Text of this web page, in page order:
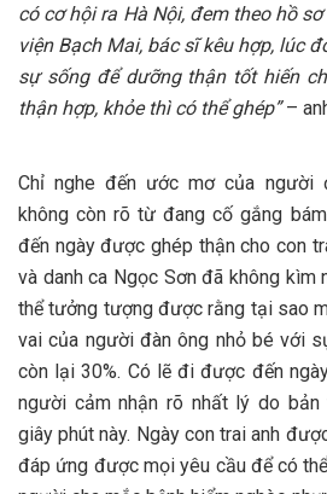
có cơ hội ra Hà Nội, đem theo hồ
viện Bạch Mai, bác sĩ kêu hợp, lúc
sự sống để dưỡng thận tốt hiến
thận hợp, khỏe thì có thể ghép”–
Chỉ nghe đến ước mơ của người
không còn rõ từ đang cố gắng
đến ngày được ghép thận cho con
và danh ca Ngọc Sơn đã không kìm
thể tưởng tượng được rằng tại sao
vai của người đàn ông nhỏ bé với
còn lại 30%. Có lẽ đi được đến
người cảm nhận rõ nhất lý do
giây phút này. Ngày con trai anh
đáp ứng được mọi yêu cầu để có